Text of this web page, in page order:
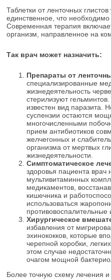
Таблетки от ленточных
единственное, что
Современная терапия
организм, направленное на
Так врач может назначить:
Препараты от
специализированные
жизнедеятельность
стерилизуют
известен вид паразита.
суспензии остаются
многочисленными
прием антибиотиков
желчегонных и
организма от мертвых
жизнедеятельности.
Симптоматическое
здоровья пациента врач
мультивитаминных
медикаментов,
кишечника и
использоваться
Хирургическое
избавления от
эхинококков, которые
черепной коробки,
этом случае
очагом мощной
Более точную схему лечения и